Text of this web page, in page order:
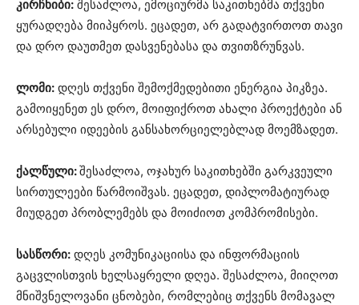
კირჩხიბი: შესაძლოა, ემოციურმა საკითხებმა თქვენი
ყურადღება მიიპყროს. ეცადეთ, არ გადატვირთოთ თავი
და დრო დაუთმეთ დასვენებასა და თვითზრუნვას.
ლომი: დღეს თქვენი შემოქმედებითი ენერგია პიკზეა.
გამოიყენეთ ეს დრო, მოიფიქროთ ახალი პროექტები ან
არსებული იდეების განსახორციელებლად მოემზადეთ.
ქალწული:შესაძლოა, ოჯახურ საკითხებში გარკვეული
სირთულეები წარმოიშვას. ეცადეთ, დიპლომატიურად
მიუდგეთ პრობლემებს და მოიძიოთ კომპრომისები.
სასწორი: დღეს კომუნიკაციისა და ინფორმაციის
გაცვლისთვის ხელსაყრელი დღეა. შესაძლოა, მიიღოთ
მნიშვნელოვანი ცნობები, რომლებიც თქვენს მომავალ